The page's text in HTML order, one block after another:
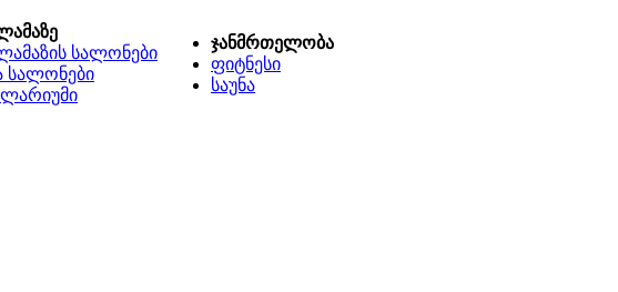
სალონები
სალონები
ჯანმრთელობა
ფიტნესი
საუნა